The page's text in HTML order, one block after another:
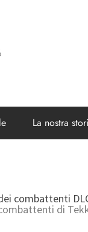
La nostra
combattenti
di